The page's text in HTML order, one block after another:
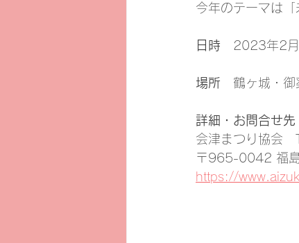
今年のテーマは
日時 2023年2月
場所 鶴ヶ城・御
詳細・お問合せ先
会津まつり協会
〒965-0042 福
https://